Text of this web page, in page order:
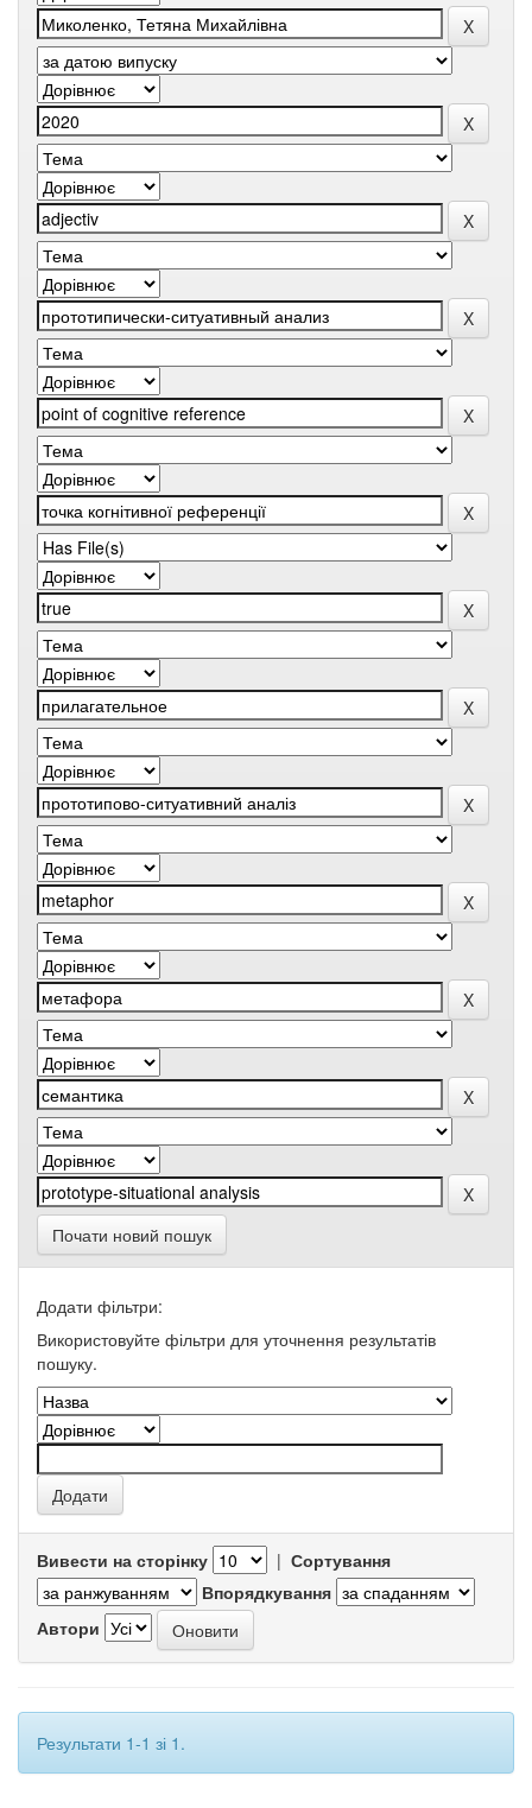
Почати новий пошук
Додати фільтри:
Використовуйте фільтри для уточнення результатів
пошуку.
Вивести на сторінку | Сортування
Впорядкування
Автори
Результати 1-1 зі 1.